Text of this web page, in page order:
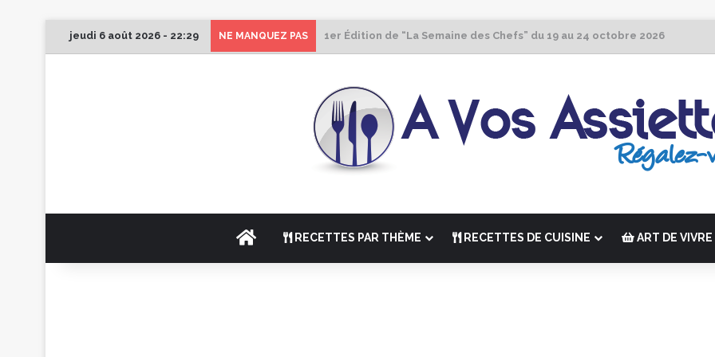
jeudi 6 août 2026 - 22:29 NE MANQUEZ PAS 1er Édition de “La Semaine des Chefs” du 19 au 24 octobre 2026
ACCUEILRECETTES PAR THÈME RECETTES DE CUISINE ART DE VIVRE